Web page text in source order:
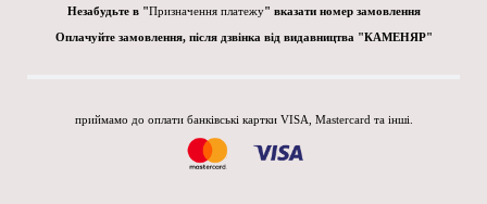
Незабудьте в "Призначення платежу" вказати номер замовлення
Оплачуйте замовлення, після дзвінка від видавництва "КАМЕНЯР"
приймамо до оплати банківські картки VISA, Mastercard та інші.